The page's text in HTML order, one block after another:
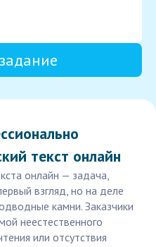
текст онлайн
онлайн — задача,
взгляд, но на деле
камни. Заказчики
неестественного
или отсутствия